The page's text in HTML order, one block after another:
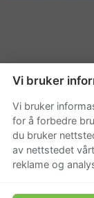
Vi bruker
Vi bruker
for å forbedre
du bruker
av nettstedet
reklame og